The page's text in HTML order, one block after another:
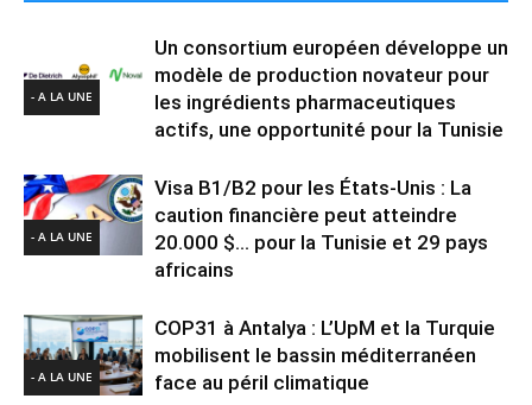
- A LA UNE
Un consortium européen développe un
modèle de production novateur pour
les ingrédients pharmaceutiques
actifs, une opportunité pour la Tunisie
- A LA UNE
Visa B1/B2 pour les États-Unis : La
caution financière peut atteindre
20.000 $… pour la Tunisie et 29 pays
africains
- A LA UNE
COP31 à Antalya : L’UpM et la Turquie
mobilisent le bassin méditerranéen
face au péril climatique